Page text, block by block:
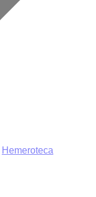
Hemeroteca